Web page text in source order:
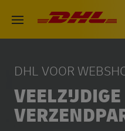
Open menu
VEELZIJDIGE
DHL VOOR